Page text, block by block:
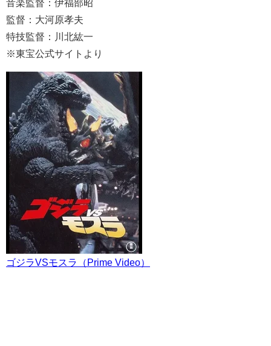
音楽監督：伊福部昭
監督：大河原孝夫
特技監督：川北紘一
※東宝公式サイトより
ゴジラVSモスラ（Prime Video）